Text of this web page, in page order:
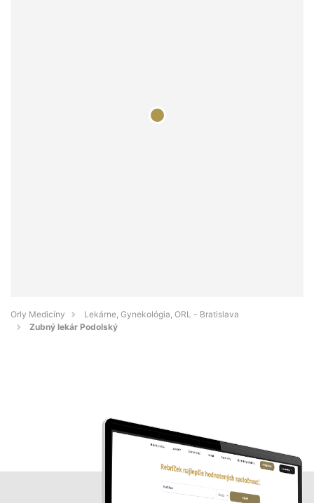
Orly Medicíny
Lekárne, Gynekológia, ORL - Bratislava
Zubný lekár Podolský